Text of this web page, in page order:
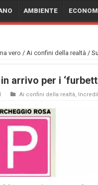
AMBIENTE
vero / Ai confini della realtà /
arrivo per i
Ai confini della realtà,